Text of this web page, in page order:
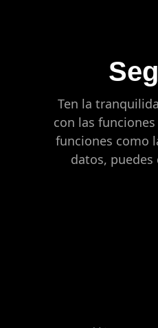
Ten la
con las
funciones como
datos,